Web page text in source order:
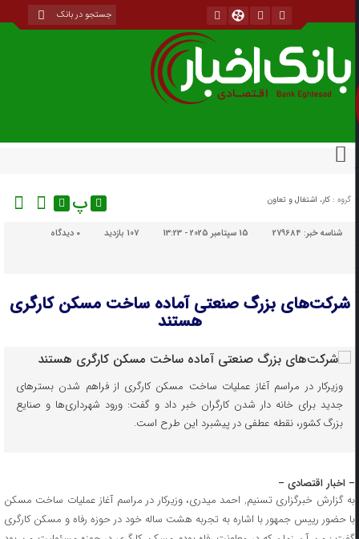
گروه : کار، اشتغال و تعاون پ
شناسه خبر:279684 15 سپتامبر 2025 - 13:23 107 بازدید دیدگاه
شرکت‌های بزرگ صنعتی آماده ساخت مسکن کارگری
هستند
وزیرکار در مراسم آغاز عملیات ساخت مسکن کارگری از فراهم شدن بسترهای
جدید برای خانه دار شدن کارگران خبر داد و گفت: ورود شهرداری‌ها و صنایع
بزرگ کشور، نقطه عطفی در پیشبرد این طرح است.
– اخبار اقتصادی –
به گزارش خبرگزاری تسنیم, احمد میدری، وزیرکار در مراسم آغاز عملیات ساخت مسکن
با حضور رییس جمهور با اشاره به تجربه هشت ساله خود در حوزه رفاه و مسکن کارگری